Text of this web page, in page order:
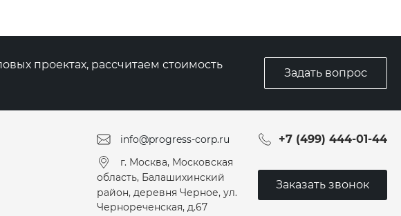
проектах, рассчитаем стоимость
Задать вопрос
info@progress-corp.ru +7 (499) 444-01-44
г. Москва, Московская
область, Балашихинский
район, деревня Черное, ул.
Чернореченская, д.67
Заказать звонок